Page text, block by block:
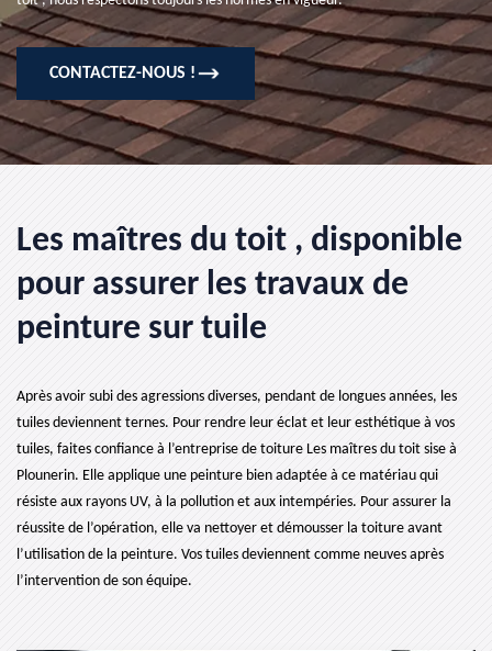
CONTACTEZ-NOUS !
Les maîtres du toit , disponible
pour assurer les travaux de
peinture sur tuile
Après avoir subi des agressions diverses, pendant de longues années, les
tuiles deviennent ternes. Pour rendre leur éclat et leur esthétique à vos
tuiles, faites confiance à l’entreprise de toiture Les maîtres du toit sise à
Plounerin. Elle applique une peinture bien adaptée à ce matériau qui
résiste aux rayons UV, à la pollution et aux intempéries. Pour assurer la
réussite de l’opération, elle va nettoyer et démousser la toiture avant
l’utilisation de la peinture. Vos tuiles deviennent comme neuves après
l’intervention de son équipe.